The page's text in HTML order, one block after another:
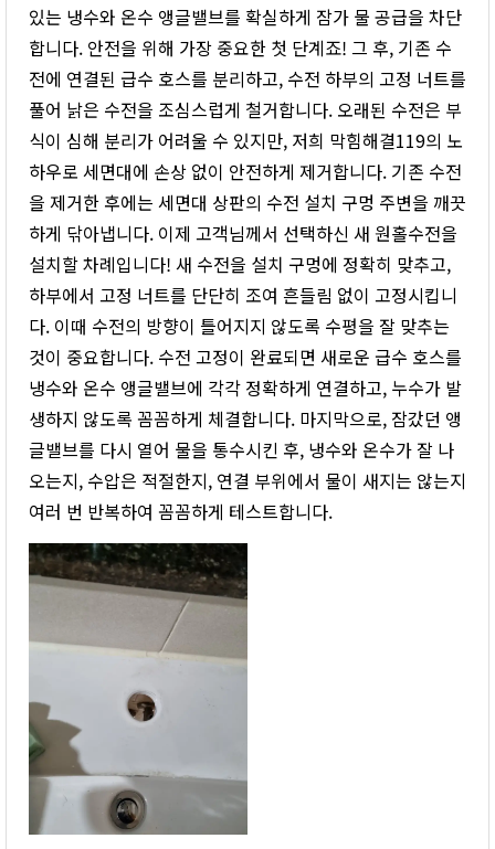
있는 냉수와 온수 앵글밸브를 확실하게 잠가 물 공급을 차단
합니다. 안전을 위해 가장 중요한 첫 단계죠! 그 후, 기존 수
전에 연결된 급수 호스를 분리하고, 수전 하부의 고정 너트를
풀어 낡은 수전을 조심스럽게 철거합니다. 오래된 수전은 부
식이 심해 분리가 어려울 수 있지만, 저희 막힘해결119의 노
하우로 세면대에 손상 없이 안전하게 제거합니다. 기존 수전
을 제거한 후에는 세면대 상판의 수전 설치 구멍 주변을 깨끗
하게 닦아냅니다. 이제 고객님께서 선택하신 새 원홀수전을
설치할 차례입니다! 새 수전을 설치 구멍에 정확히 맞추고,
하부에서 고정 너트를 단단히 조여 흔들림 없이 고정시킵니
다. 이때 수전의 방향이 틀어지지 않도록 수평을 잘 맞추는
것이 중요합니다. 수전 고정이 완료되면 새로운 급수 호스를
냉수와 온수 앵글밸브에 각각 정확하게 연결하고, 누수가 발
생하지 않도록 꼼꼼하게 체결합니다. 마지막으로, 잠갔던 앵
글밸브를 다시 열어 물을 통수시킨 후, 냉수와 온수가 잘 나
오는지, 수압은 적절한지, 연결 부위에서 물이 새지는 않는지
여러 번 반복하여 꼼꼼하게 테스트합니다.